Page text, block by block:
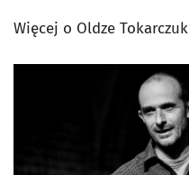
Więcej o Oldze Tokarczuk